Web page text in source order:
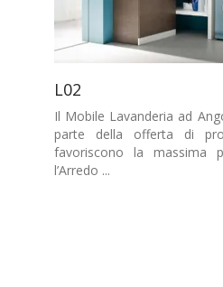
L02
Il Mobile Lavanderia ad
parte della offerta di
favoriscono la massima
l’Arredo ...